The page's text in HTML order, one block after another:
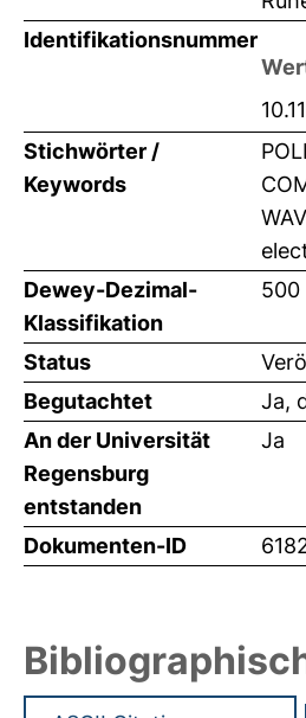
Identifikationsnummer
Stichwörter /
Keywords
Dewey-Dezimal-
Klassifikation
500
Status
Begutachtet
Ja,
An der Universität
Regensburg
entstanden
Ja
Dokumenten-ID